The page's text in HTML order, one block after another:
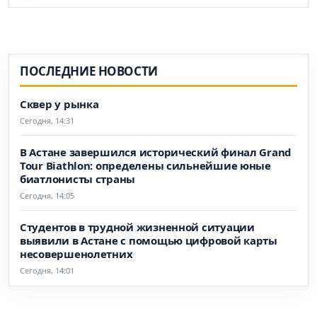
ПОСЛЕДНИЕ НОВОСТИ
Сквер у рынка
Сегодня, 14:31
В Астане завершился исторический финал Grand
Tour Biathlon: определены сильнейшие юные
биатлонисты страны
Сегодня, 14:05
Студентов в трудной жизненной ситуации
выявили в Астане с помощью цифровой карты
несовершенолетних
Сегодня, 14:01